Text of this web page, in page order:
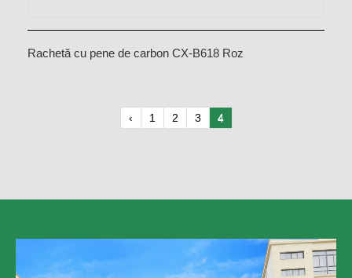
Rachetă cu pene de carbon CX-B618 Roz
‹ 1 2 3 4